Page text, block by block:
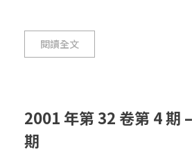
閱讀全文
2001 年第 32 卷第 4 期
期